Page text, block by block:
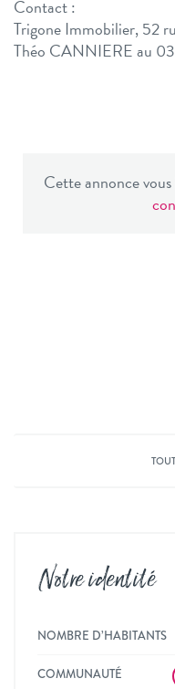
Contact :
Trigone Immobilier, 52
Théo CANNIERE au
Cette annonce vous
Notre identité
NOMBRE D’HABITANTS
COMMUNAUTÉ